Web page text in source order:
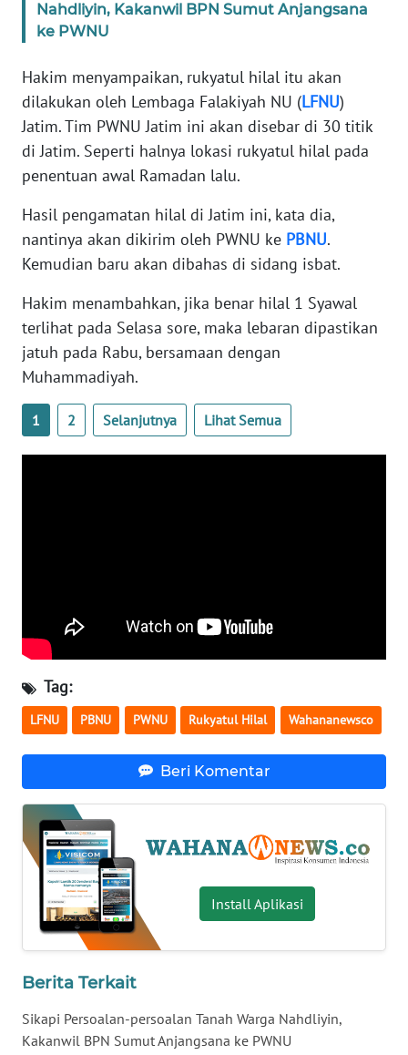
Nahdliyin, Kakanwil BPN Sumut Anjangsana
ke PWNU
Hakim menyampaikan, rukyatul hilal itu akan
dilakukan oleh Lembaga Falakiyah NU (LFNU)
Jatim. Tim PWNU Jatim ini akan disebar di 30 titik
di Jatim. Seperti halnya lokasi rukyatul hilal pada
penentuan awal Ramadan lalu.
Hasil pengamatan hilal di Jatim ini, kata dia,
nantinya akan dikirim oleh PWNU ke PBNU.
Kemudian baru akan dibahas di sidang isbat.
Hakim menambahkan, jika benar hilal 1 Syawal
terlihat pada Selasa sore, maka lebaran dipastikan
jatuh pada Rabu, bersamaan dengan
Muhammadiyah.
1 2 Selanjutnya Lihat Semua
Tag:
LFNU PBNU PWNU Rukyatul Hilal Wahananewsco
Beri Komentar
Install Aplikasi
Berita Terkait
Sikapi Persoalan-persoalan Tanah Warga Nahdliyin,
Kakanwil BPN Sumut Anjangsana ke PWNU
WN
JABAR
WN
BANTEN
WN
WN
KEPRI
PAPUA
WN
PAPUA
WN
RIAU
WN
SULTRA
WN
NTB
SULTENG
WN
SULBAR
WN
BABEL
WN
WN